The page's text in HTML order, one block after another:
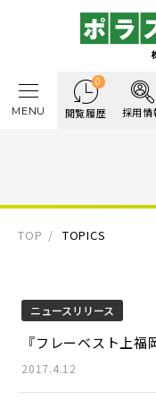
0
閲覧履歴 採用情
MENU
TOP TOPICS
ニュースリリース
『フレーベスト上
2017.4.12